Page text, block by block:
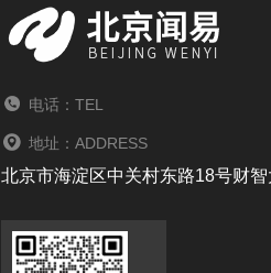
电话：TEL
地址：ADDRESS
北京市海淀区中关村东路18号财